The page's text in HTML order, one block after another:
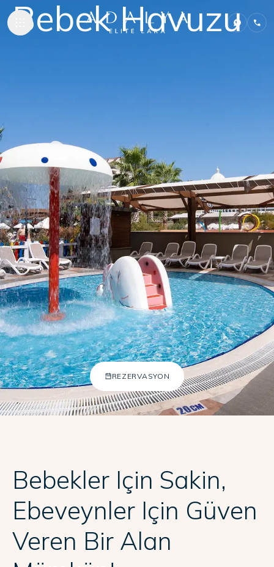
SPA &
MARE KIDS
TOPLANTI
İLETIŞIM
ADALYA
Adalya Bliss
Adalya Elite Lara
Adalya Ocean
Adalya Art Side
ENDERU
+902422540804
[email protected]
Bebek Havuzu
REZERVASYON
Bebekler Için Sakin,
Ebeveynler Için Güven
Veren Bir Alan